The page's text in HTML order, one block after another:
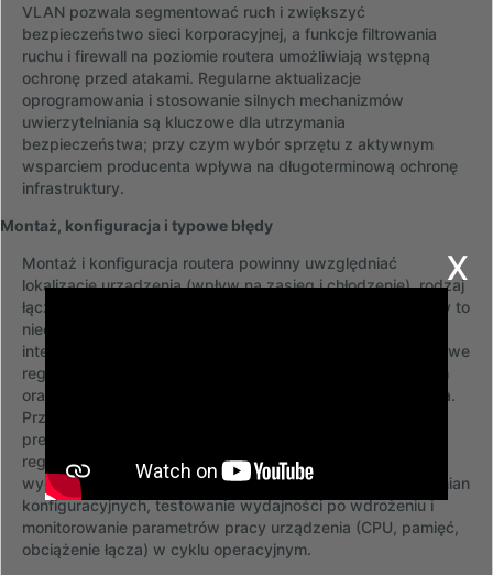
VLAN pozwala segmentować ruch i zwiększyć
bezpieczeństwo sieci korporacyjnej, a funkcje filtrowania
ruchu i firewall na poziomie routera umożliwiają wstępną
ochronę przed atakami. Regularne aktualizacje
oprogramowania i stosowanie silnych mechanizmów
uwierzytelniania są kluczowe dla utrzymania
bezpieczeństwa; przy czym wybór sprzętu z aktywnym
wsparciem producenta wpływa na długoterminową ochronę
infrastruktury.
Montaż, konfiguracja i typowe błędy
Montaż i konfiguracja routera powinny uwzględniać
lokalizację urządzenia (wpływ na zasięg i chłodzenie), rodzaj
łączy i topologię sieci. W praktyce często spotykane błędy to
nieoptymalne ustawienie Wi‑Fi bez uwzględnienia
interferencji, brak segmentacji sieci przez VLAN, niewłaściwe
reguły QoS prowadzące do opóźnień aplikacji krytycznych
oraz brak redundancji łączy tam, gdzie jest ona wymagana.
Przy konfiguracji VPN i routingu między sieciami należy
precyzyjnie zaplanować polityki routingu, maski sieciowe i
reguły bezpieczeństwa, aby uniknąć konfliktów adresacji i
wycieków ruchu. Dobrą praktyką jest dokumentowanie zmian
konfiguracyjnych, testowanie wydajności po wdrożeniu i
monitorowanie parametrów pracy urządzenia (CPU, pamięć,
obciążenie łącza) w cyklu operacyjnym.
x